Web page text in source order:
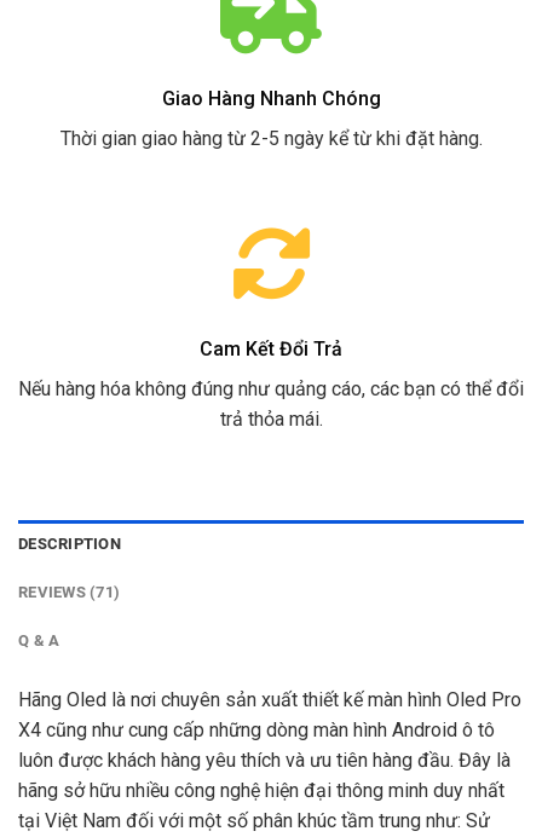
Giao Hàng Nhanh Chóng
Thời gian giao hàng từ 2-5 ngày kể từ khi đặt hàng.
Cam Kết Đổi Trả
Nếu hàng hóa không đúng như quảng cáo, các bạn có thể đổi
trả thỏa mái.
DESCRIPTION
REVIEWS (71)
Q & A
Hãng Oled là nơi chuyên sản xuất thiết kế màn hình Oled Pro
X4 cũng như cung cấp những dòng màn hình Android ô tô
luôn được khách hàng yêu thích và ưu tiên hàng đầu. Đây là
hãng sở hữu nhiều công nghệ hiện đại thông minh duy nhất
tại Việt Nam đối với một số phân khúc tầm trung như: Sử